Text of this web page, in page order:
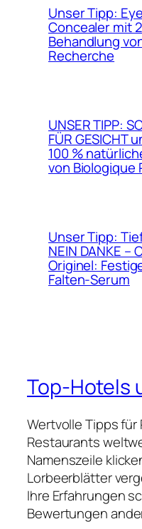
Unser Tipp:
Concealer mit
Behandlung
Recherche
UNSER TIPP:
FÜR GESICHT
100 %
von Biologique
Unser Tipp:
NEIN DANKE –
Originel:
Falten-Serum
Top-Hotels
Wertvolle Tipps für
Restaurants
Namenszeile
Lorbeerblätter
Ihre Erfahrungen
Bewertungen